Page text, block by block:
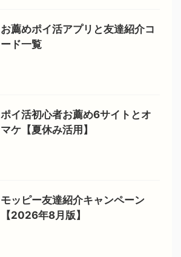
お薦めポイ活アプリと友達紹介コ
ード一覧
ポイ活初心者お薦め6サイトとオ
マケ【夏休み活用】
モッピー友達紹介キャンペーン
【2026年8月版】